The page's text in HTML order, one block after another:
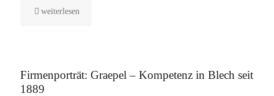
weiterlesen
Firmenporträt: Graepel – Kompetenz in Blech seit
1889